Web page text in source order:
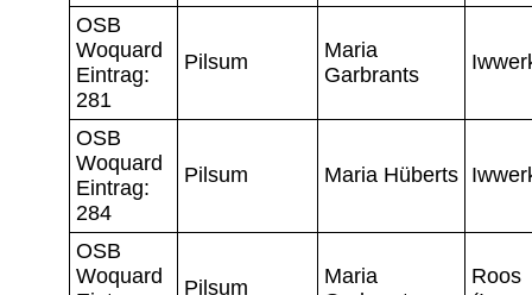
OSB
Woquard
Eintrag:
281
Pilsum
Maria
Garbrants
OSB
Woquard
Eintrag:
284
Pilsum Maria Hüberts
OSB
Woquard
Pilsum
Maria
Roos